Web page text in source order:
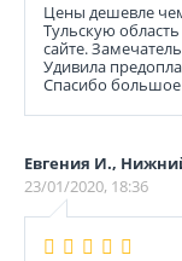
Цены дешевле
Тульскую
сайте.
Удивила
Спасибо большое
Евгения И.,
23/01/2020, 18:36